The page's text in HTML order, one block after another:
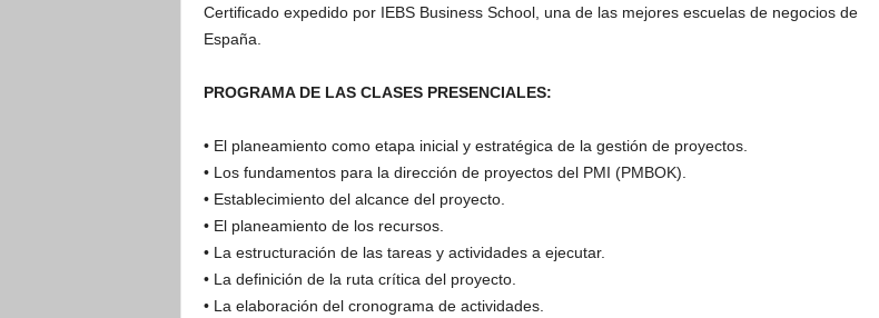
Certificado expedido por IEBS Business School, una de las mejores escuelas de negocios de
España.
PROGRAMA DE LAS CLASES PRESENCIALES:
• El planeamiento como etapa inicial y estratégica de la gestión de proyectos.
• Los fundamentos para la dirección de proyectos del PMI (PMBOK).
• Establecimiento del alcance del proyecto.
• El planeamiento de los recursos.
• La estructuración de las tareas y actividades a ejecutar.
• La definición de la ruta crítica del proyecto.
• La elaboración del cronograma de actividades.